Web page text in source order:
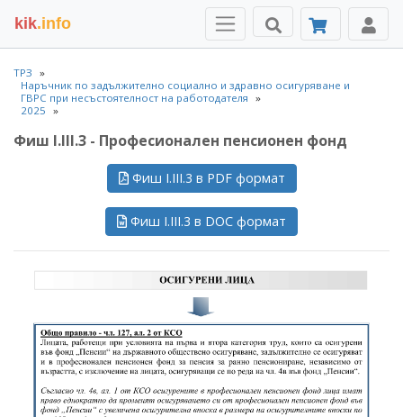
kik.info
ТРЗ
Наръчник по задължително социално и здравно осигуряване и
ГВРС при несъстоятелност на работодателя
2025
Фиш I.III.3 - Професионален пенсионен фонд
Фиш I.III.3 в PDF формат
Фиш I.III.3 в DOC формат